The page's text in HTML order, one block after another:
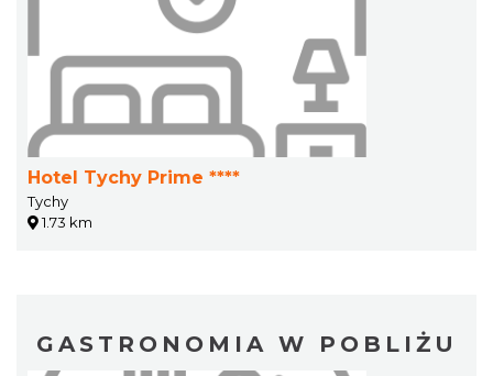
Hotel Tychy Prime ****
Tychy
1.73 km
GASTRONOMIA W POBLIŻU